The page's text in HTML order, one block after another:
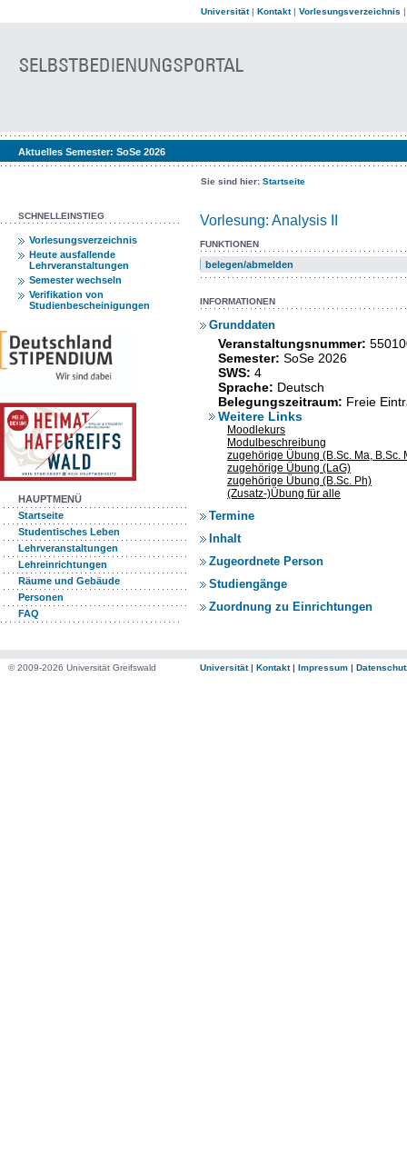
Universität| Kontakt| Vorlesungsverzeichnis
Aktuelles Semester: SoSe 2026
Sie sind hier: Startseite
SCHNELLEINSTIEG
Vorlesungsverzeichnis
Heute ausfallende
Lehrveranstaltungen
Semester wechseln
Verifikation von
Studienbescheinigungen
HAUPTMENÜ
Startseite
Studentisches Leben
Lehrveranstaltungen
Lehreinrichtungen
Räume und Gebäude
Personen
FAQ
Vorlesung: Analysis II
FUNKTIONEN
belegen/abmelden
INFORMATIONEN
Grunddaten
Veranstaltungsnummer:
Semester: SoSe 2026
SWS: 4
Sprache: Deutsch
Belegungszeitraum: Freie
Weitere Links
Moodlekurs
Modulbeschreibung
zugehörige Übung (B.Sc. Ma, B.Sc.
zugehörige Übung (LaG)
zugehörige Übung (B.Sc. Ph)
(Zusatz-)Übung für alle
Termine
Inhalt
Zugeordnete Person
Studiengänge
Zuordnung zu Einrichtungen
© 2009-2026 Universität Greifswald Universität| Kontakt| Impressum |